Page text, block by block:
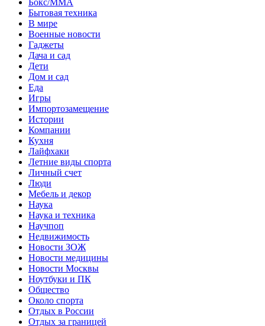
Бытовая техника
В мире
Военные новости
Гаджеты
Дача и сад
Дети
Дом и сад
Еда
Игры
Импортозамещение
Истории
Компании
Кухня
Лайфхаки
Летние виды спорта
Личный счет
Люди
Мебель и декор
Наука
Наука и техника
Научпоп
Недвижимость
Новости ЗОЖ
Новости медицины
Новости Москвы
Ноутбуки и ПК
Общество
Около спорта
Отдых в России
Отдых за границей